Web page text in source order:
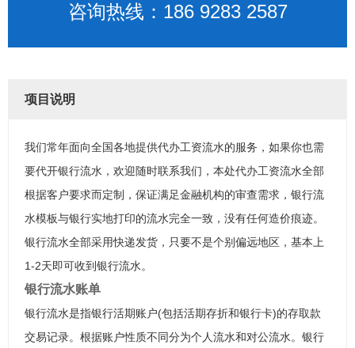
咨询热线：186 9283 2587
项目说明
我们常年面向全国各地提供代办工资流水的服务，如果你也需
要代开银行流水，欢迎随时联系我们，本处代办工资流水全部
根据客户要求而定制，保证满足金融机构的审查需求，银行流
水模板与银行实地打印的流水完全一致，没有任何造价痕迹。
银行流水全部采用快递发货，只要不是个别偏远地区，基本上
1-2天即可收到银行流水。
银行流水账单
银行流水是指银行活期账户(包括活期存折和银行卡)的存取款
交易记录。根据账户性质不同分为个人流水和对公流水。银行